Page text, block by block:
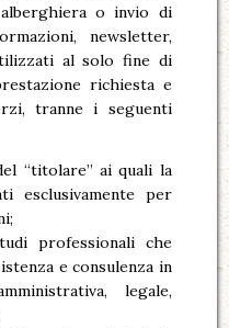
o invio di
newsletter,
al solo fine di
richiesta e
tranne i seguenti
“titolare” ai quali la
esclusivamente per
professionali che
e consulenza in
legale,